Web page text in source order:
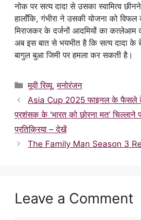
नोक पर सत्य दादा से उसका स्वामित्व
हालाँकि, गंभीरा ने उसकी योजना को
मिराजकर के दर्जनों आदमियों का कत्लेआम
अब इस बात से भयभीत है कि सत्य दादा के
बागुल बुआ जिमी पर हमला कर सकती है।
Categories
मूवी रिव्यू,मनोरंजन
Asia Cup 2025 फाइनल के फैसले के
प्रशंसक के ‘भारत को छोरना मत’ चिल्लाने
प्रतिक्रिया – देखें
The Family Man Season 3
Leave a Comment